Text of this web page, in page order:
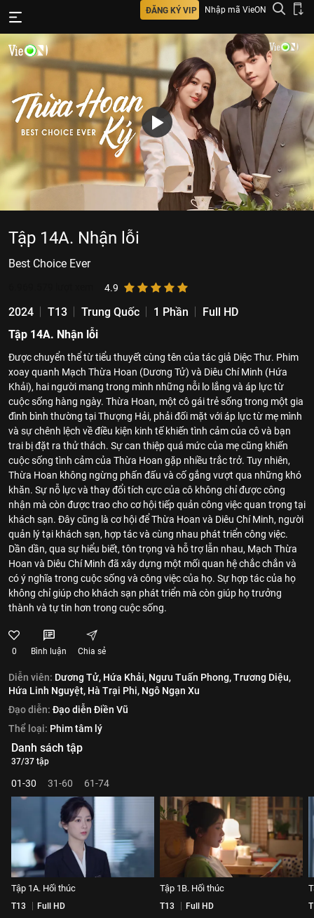
ĐĂNG KÝ VIP Nhập mã VieON
Tập 14A. Nhận lỗi
Best Choice Ever
4.9
2024 T13 Trung Quốc 1 Phần
Full HD
Tập 14A. Nhận lỗi
Được chuyển thể từ tiểu thuyết cùng tên của tác giả Diệc Thư. Phim
xoay quanh Mạch Thừa Hoan (Dương Tử) và Diêu Chí Minh (Hứa
Khải), hai người mang trong mình những nỗi lo lắng và áp lực từ
cuộc sống hàng ngày. Thừa Hoan, một cô gái trẻ sống trong một gia
đình bình thường tại Thượng Hải, phải đối mặt với áp lực từ mẹ mình
và sự chênh lệch về điều kiện kinh tế khiến tình cảm của cô và bạn
trai bị đặt ra thử thách. Sự can thiệp quá mức của mẹ cũng khiến
cuộc sống tình cảm của Thừa Hoan gặp nhiều trắc trở. Tuy nhiên,
Thừa Hoan không ngừng phấn đấu và cố gắng vượt qua những khó
khăn. Sự nỗ lực và thay đổi tích cực của cô không chỉ được công
nhận mà còn được trao cho cơ hội tiếp quản công việc quan trọng tại
khách sạn. Đây cũng là cơ hội để Thừa Hoan và Diêu Chí Minh, người
quản lý tại khách sạn, hợp tác và cùng nhau phát triển công việc.
Dần dần, qua sự hiểu biết, tôn trọng và hỗ trợ lẫn nhau, Mạch Thừa
Hoan và Diêu Chí Minh đã xây dựng một mối quan hệ chắc chắn và
có ý nghĩa trong cuộc sống và công việc của họ. Sự hợp tác của họ
không chỉ giúp cho khách sạn phát triển mà còn giúp họ trưởng
thành và tự tin hơn trong cuộc sống.
0 Bình luận Chia sẻ
Diễn viên: Dương Tử, Hứa Khải, Ngưu Tuấn Phong,Trương Diệu,
Hứa Linh Nguyệt, Hà Trại Phi, Ngô Ngạn Xu
Đạo diễn: Đạo diễn Điền Vũ
Thể loại: Phim tâm lý
Danh sách tập
37/37 tập
01-30 31-60 61-74
Tập 1A. Hối thúc
T13 Full HD
Tập 1B. Hối thúc
T13 Full HD